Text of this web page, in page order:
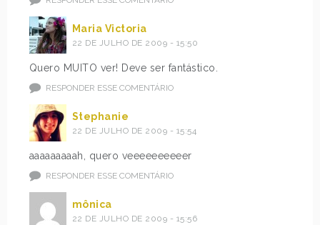
Maria Victoria
22 DE JULHO DE 2009 - 15:50
Quero MUITO ver! Deve ser fantástico.
RESPONDER ESSE COMENTÁRIO
Stephanie
22 DE JULHO DE 2009 - 15:54
aaaaaaaaah, quero veeeeeeeeeer
RESPONDER ESSE COMENTÁRIO
mônica
22 DE JULHO DE 2009 - 15:56